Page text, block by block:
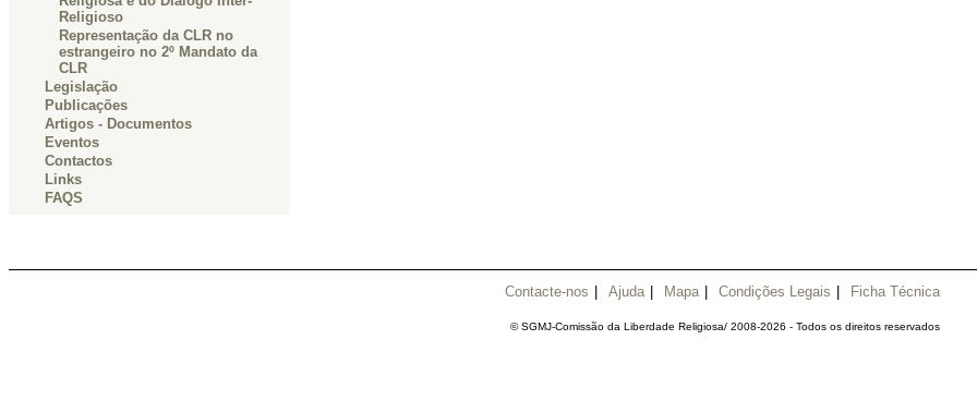
Religioso
Representação da CLR no
estrangeiro no 2º Mandato da
CLR
Legislação
Publicações
Artigos - Documentos
Eventos
Contactos
Links
FAQS
Contacte-nos Ajuda Mapa Condições Legais Ficha Técnica
© SGMJ-Comissão da Liberdade Religiosa/ 2008-2026 - Todos os direitos reservados